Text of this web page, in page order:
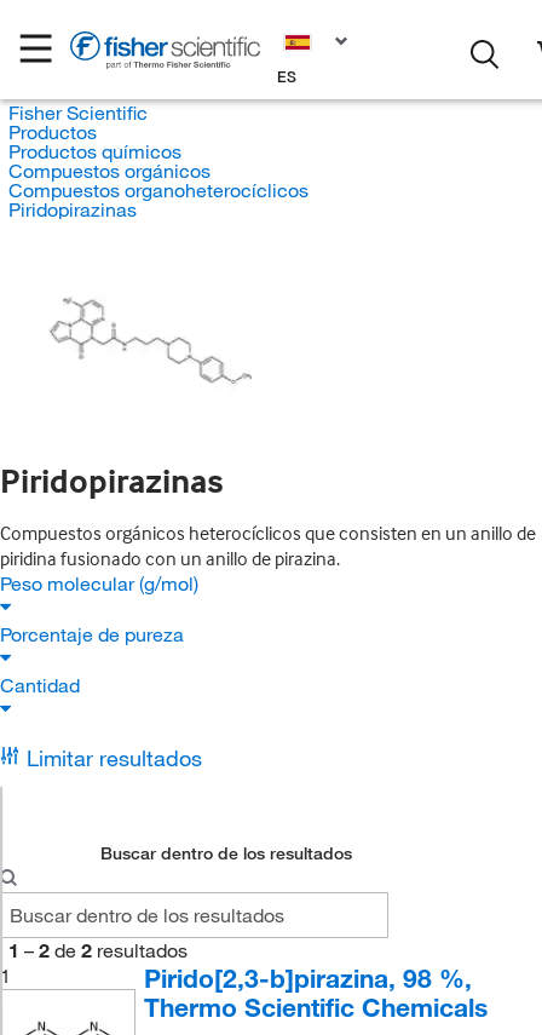
ES
Fisher Scientific
Productos
Productos químicos
Compuestos orgánicos
Compuestos organoheterocíclicos
Piridopirazinas
Piridopirazinas
Compuestos orgánicos heterocíclicos que consisten en un anillo de
piridina fusionado con un anillo de pirazina.
Peso molecular (g/mol)
Porcentaje de pureza
Cantidad
Limitar resultados
Buscar dentro de los resultados
1 – 2 de 2 resultados
1
Pirido[2,3-b]pirazina, 98 %,
Thermo Scientific Chemicals